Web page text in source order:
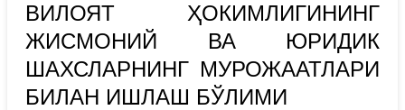
ВИЛОЯТ ҲОКИМЛИГИНИНГ
ЖИСМОНИЙ ВА ЮРИДИК
ШАХСЛАРНИНГ МУРОЖААТЛАРИ
БИЛАН ИШЛАШ БЎЛИМИ